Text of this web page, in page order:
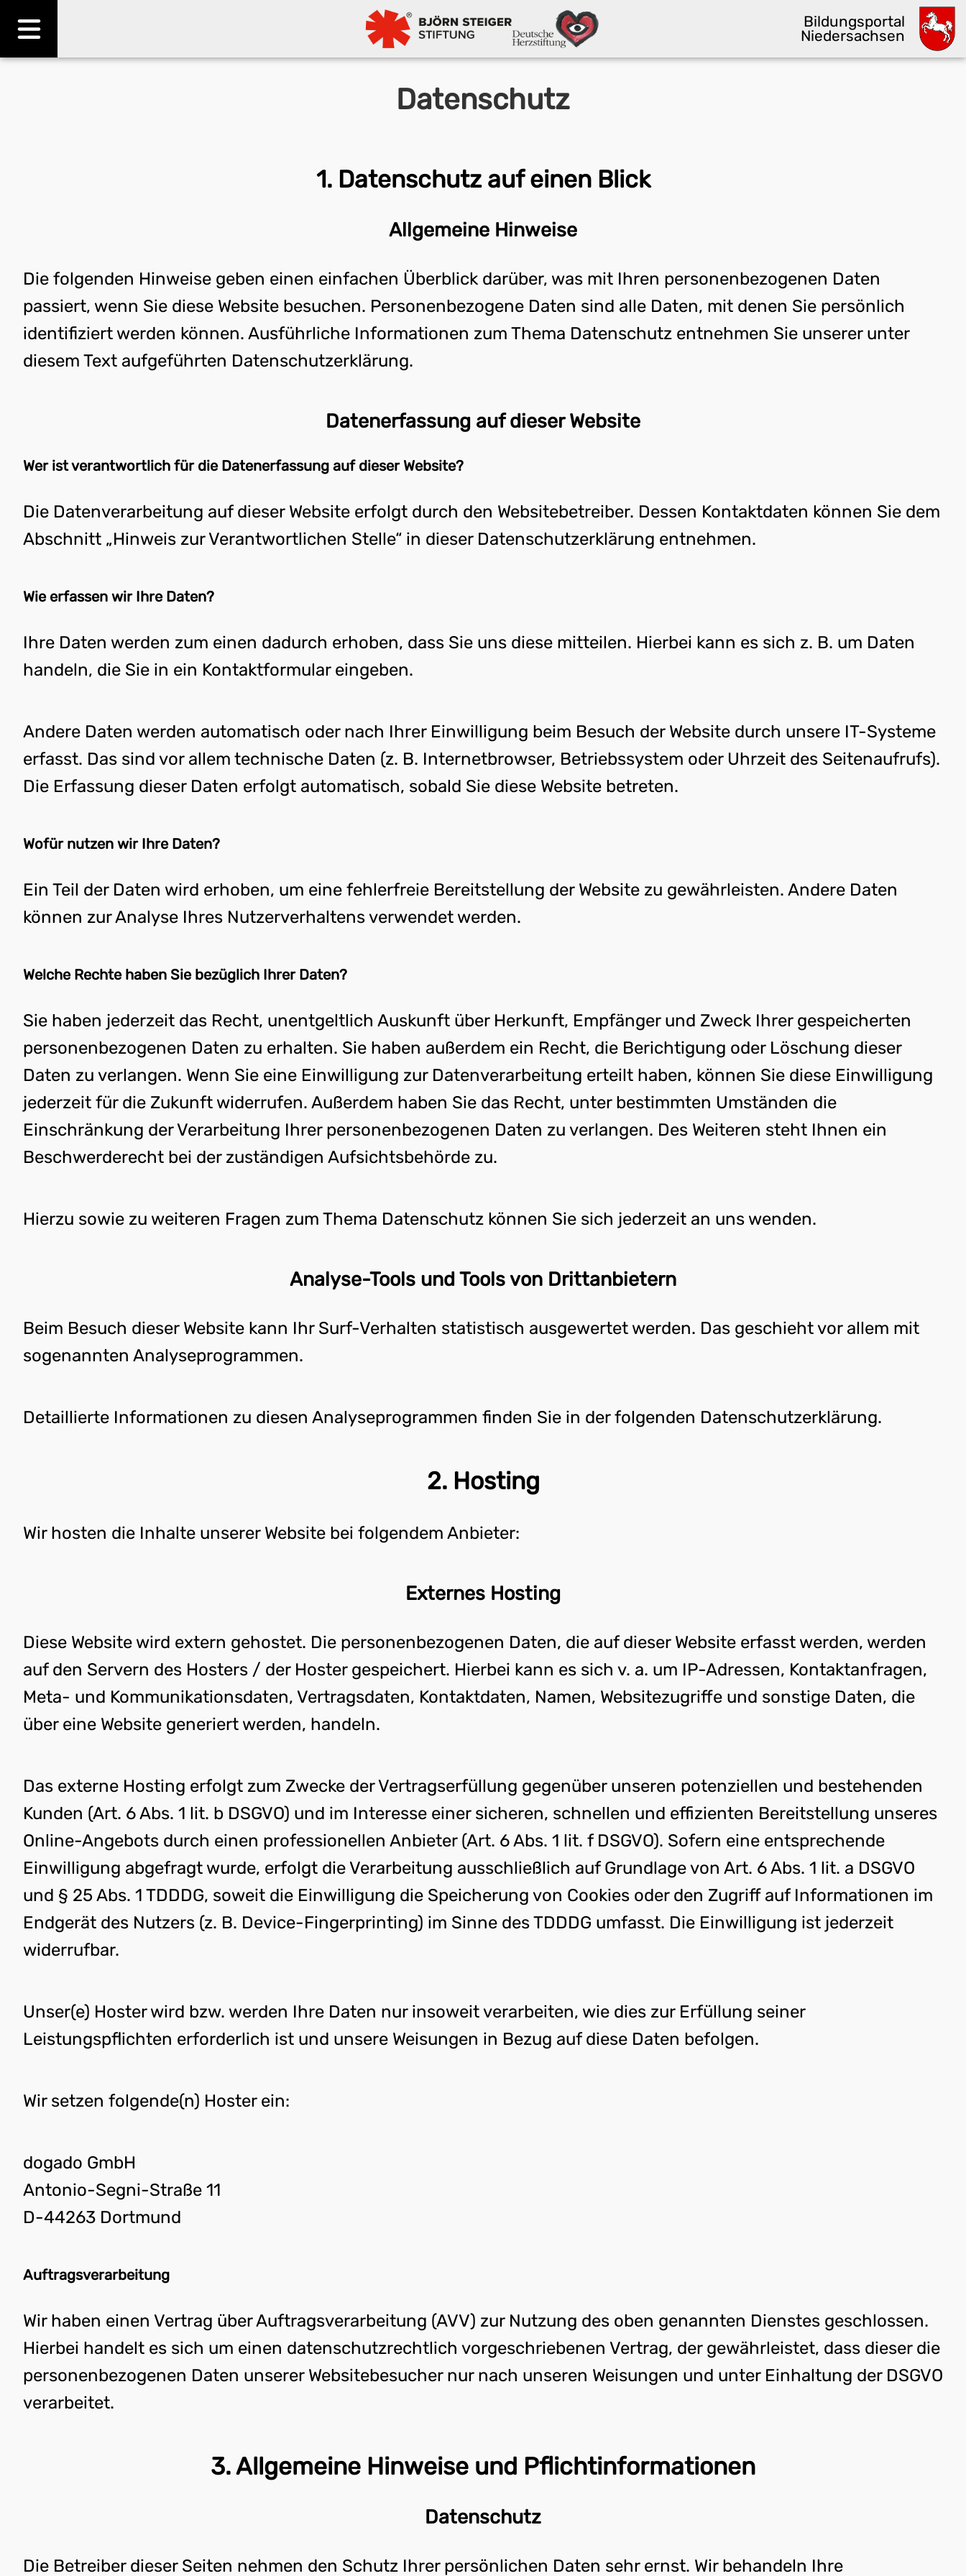
Menü öffnen
Bildungsportal
Niedersachsen
Datenschutz
1. Datenschutz auf einen Blick
Allgemeine Hinweise
Die folgenden Hinweise geben einen einfachen Überblick darüber, was mit Ihren personenbezogenen Daten
passiert, wenn Sie diese Website besuchen. Personenbezogene Daten sind alle Daten, mit denen Sie persönlich
identifiziert werden können. Ausführliche Informationen zum Thema Datenschutz entnehmen Sie unserer unter
diesem Text aufgeführten Datenschutzerklärung.
Datenerfassung auf dieser Website
Wer ist verantwortlich für die Datenerfassung auf dieser Website?
Die Datenverarbeitung auf dieser Website erfolgt durch den Websitebetreiber. Dessen Kontaktdaten können Sie dem
Abschnitt „Hinweis zur Verantwortlichen Stelle“ in dieser Datenschutzerklärung entnehmen.
Wie erfassen wir Ihre Daten?
Ihre Daten werden zum einen dadurch erhoben, dass Sie uns diese mitteilen. Hierbei kann es sich z. B. um Daten
handeln, die Sie in ein Kontaktformular eingeben.
Andere Daten werden automatisch oder nach Ihrer Einwilligung beim Besuch der Website durch unsere IT-Systeme
erfasst. Das sind vor allem technische Daten (z. B. Internetbrowser, Betriebssystem oder Uhrzeit des Seitenaufrufs).
Die Erfassung dieser Daten erfolgt automatisch, sobald Sie diese Website betreten.
Wofür nutzen wir Ihre Daten?
Ein Teil der Daten wird erhoben, um eine fehlerfreie Bereitstellung der Website zu gewährleisten. Andere Daten
können zur Analyse Ihres Nutzerverhaltens verwendet werden.
Welche Rechte haben Sie bezüglich Ihrer Daten?
Sie haben jederzeit das Recht, unentgeltlich Auskunft über Herkunft, Empfänger und Zweck Ihrer gespeicherten
personenbezogenen Daten zu erhalten. Sie haben außerdem ein Recht, die Berichtigung oder Löschung dieser
Daten zu verlangen. Wenn Sie eine Einwilligung zur Datenverarbeitung erteilt haben, können Sie diese Einwilligung
jederzeit für die Zukunft widerrufen. Außerdem haben Sie das Recht, unter bestimmten Umständen die
Einschränkung der Verarbeitung Ihrer personenbezogenen Daten zu verlangen. Des Weiteren steht Ihnen ein
Beschwerderecht bei der zuständigen Aufsichtsbehörde zu.
Hierzu sowie zu weiteren Fragen zum Thema Datenschutz können Sie sich jederzeit an uns wenden.
Analyse-Tools und Tools von Dritt­anbietern
Beim Besuch dieser Website kann Ihr Surf-Verhalten statistisch ausgewertet werden. Das geschieht vor allem mit
sogenannten Analyseprogrammen.
Detaillierte Informationen zu diesen Analyseprogrammen finden Sie in der folgenden Datenschutzerklärung.
2. Hosting
Wir hosten die Inhalte unserer Website bei folgendem Anbieter:
Externes Hosting
Diese Website wird extern gehostet. Die personenbezogenen Daten, die auf dieser Website erfasst werden, werden
auf den Servern des Hosters / der Hoster gespeichert. Hierbei kann es sich v. a. um IP-Adressen, Kontaktanfragen,
Meta- und Kommunikationsdaten, Vertragsdaten, Kontaktdaten, Namen, Websitezugriffe und sonstige Daten, die
über eine Website generiert werden, handeln.
Das externe Hosting erfolgt zum Zwecke der Vertragserfüllung gegenüber unseren potenziellen und bestehenden
Kunden (Art. 6 Abs. 1 lit. b DSGVO) und im Interesse einer sicheren, schnellen und effizienten Bereitstellung unseres
Online-Angebots durch einen professionellen Anbieter (Art. 6 Abs. 1 lit. f DSGVO). Sofern eine entsprechende
Einwilligung abgefragt wurde, erfolgt die Verarbeitung ausschließlich auf Grundlage von Art. 6 Abs. 1 lit. a DSGVO
und § 25 Abs. 1 TDDDG, soweit die Einwilligung die Speicherung von Cookies oder den Zugriff auf Informationen im
Endgerät des Nutzers (z. B. Device-Fingerprinting) im Sinne des TDDDG umfasst. Die Einwilligung ist jederzeit
widerrufbar.
Unser(e) Hoster wird bzw. werden Ihre Daten nur insoweit verarbeiten, wie dies zur Erfüllung seiner
Leistungspflichten erforderlich ist und unsere Weisungen in Bezug auf diese Daten befolgen.
Wir setzen folgende(n) Hoster ein:
dogado GmbH
Antonio-Segni-Straße 11
D-44263 Dortmund
Auftragsverarbeitung
Wir haben einen Vertrag über Auftragsverarbeitung (AVV) zur Nutzung des oben genannten Dienstes geschlossen.
Hierbei handelt es sich um einen datenschutzrechtlich vorgeschriebenen Vertrag, der gewährleistet, dass dieser die
personenbezogenen Daten unserer Websitebesucher nur nach unseren Weisungen und unter Einhaltung der DSGVO
verarbeitet.
3. Allgemeine Hinweise und Pflicht­informationen
Datenschutz
Die Betreiber dieser Seiten nehmen den Schutz Ihrer persönlichen Daten sehr ernst. Wir behandeln Ihre